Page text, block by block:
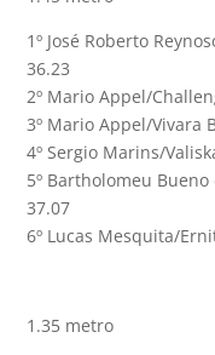
1º José Roberto
36.23
2º Mario Appel/
3º Mario Appel/Vivara
4º Sergio Marins/
5º Bartholomeu
37.07
6º Lucas Mesquita/
1.35 metro